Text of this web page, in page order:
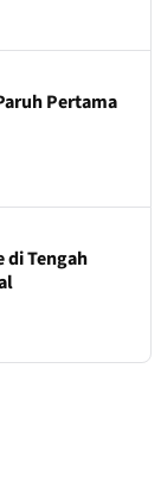
Pertama
di Tengah